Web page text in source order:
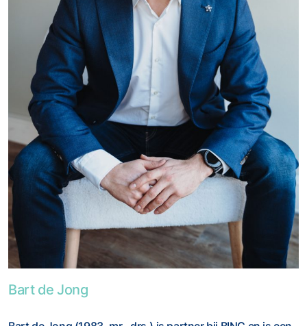
Bart de Jong